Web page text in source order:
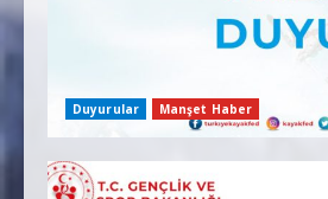
Duyurular Manşet Haber